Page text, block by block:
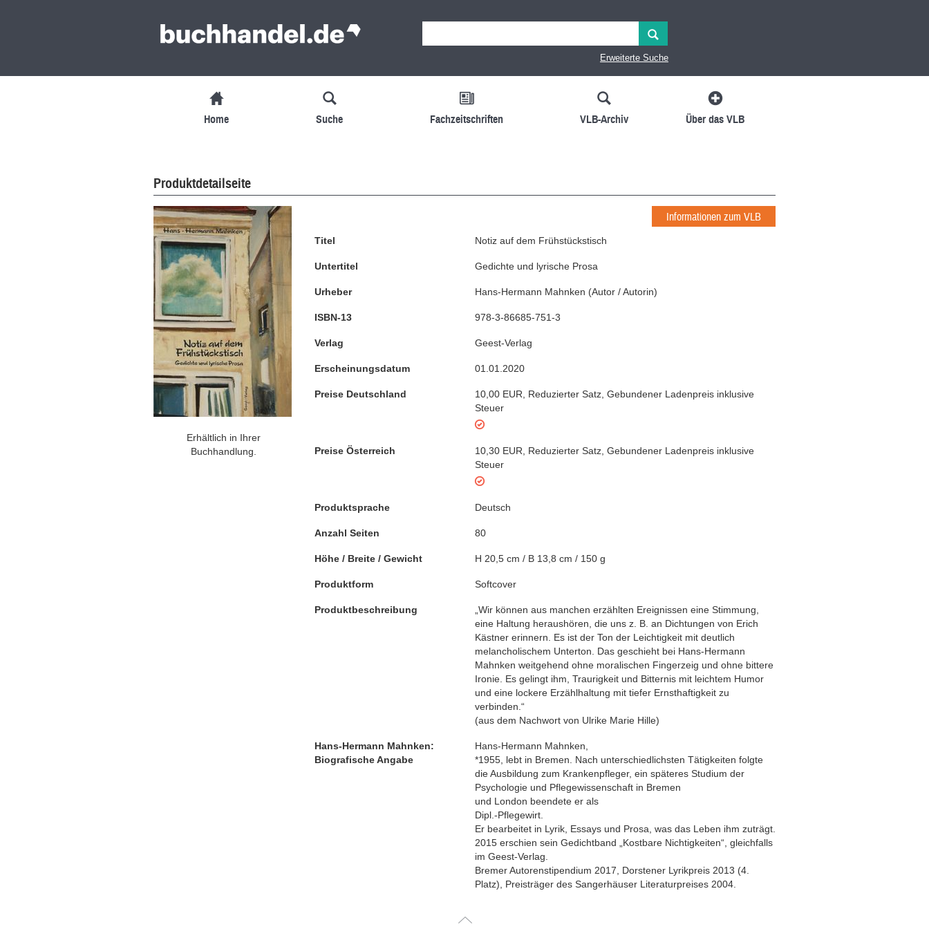
Erweiterte Suche
Home Suche Fachzeitschriften VLB-Archiv Über das VLB
Produktdetailseite
Erhältlich in Ihrer
Buchhandlung.
Informationen zum VLB
Titel Notiz auf dem Frühstückstisch
Untertitel Gedichte und lyrische Prosa
Urheber Hans-Hermann Mahnken (Autor / Autorin)
ISBN-13 978-3-86685-751-3
Verlag Geest-Verlag
Erscheinungsdatum 01.01.2020
Preise Deutschland 10,00 EUR Reduzierter Satz Gebundener Ladenpreis inklusive
Steuer
Preise Österreich 10,30 EUR Reduzierter Satz Gebundener Ladenpreis inklusive
Steuer
Produktsprache Deutsch
Anzahl Seiten 80
Höhe / Breite / Gewicht H 20,5 cm / B 13,8 cm / 150 g
Produktform Softcover
Produktbeschreibung
„Wir können aus manchen erzählten Ereignissen eine Stimmung,
eine Haltung heraushören, die uns z. B. an Dichtungen von Erich
Kästner erinnern. Es ist der Ton der Leichtigkeit mit deutlich
melancholischem Unterton. Das geschieht bei Hans-Hermann
Mahnken weitgehend ohne moralischen Fingerzeig und ohne bittere
Ironie. Es gelingt ihm, Traurigkeit und Bitternis mit leichtem Humor
und eine lockere Erzählhaltung mit tiefer Ernsthaftigkeit zu
verbinden.“
(aus dem Nachwort von Ulrike Marie Hille)
Hans-Hermann Mahnken:
Biografische Angabe
Hans-Hermann Mahnken,
*1955, lebt in Bremen. Nach unterschiedlichsten Tätigkeiten folgte
die Ausbildung zum Krankenpfleger, ein späteres Studium der
Psychologie und Pflegewissenschaft in Bremen
und London beendete er als
Dipl.-Pflegewirt.
Er bearbeitet in Lyrik, Essays und Prosa, was das Leben ihm zuträgt.
2015 erschien sein Gedichtband „Kostbare Nichtigkeiten“, gleichfalls
im Geest-Verlag.
Bremer Autorenstipendium 2017, Dorstener Lyrikpreis 2013 (4.
Platz), Preisträger des Sangerhäuser Literaturpreises 2004.